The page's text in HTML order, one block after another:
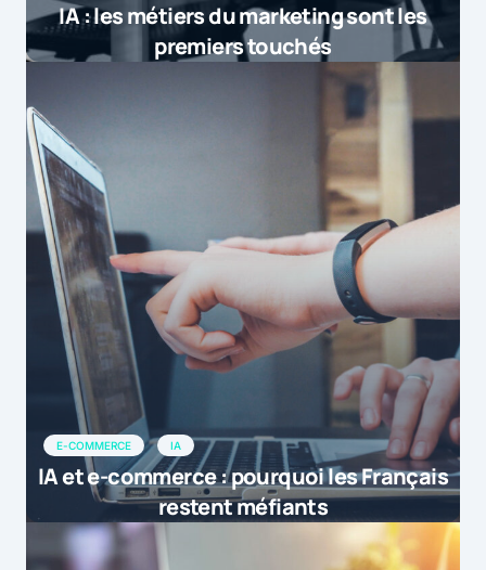
IA : les métiers du marketing sont les
premiers touchés
E-COMMERCE IA
IA et e-commerce : pourquoi les Français
restent méfiants